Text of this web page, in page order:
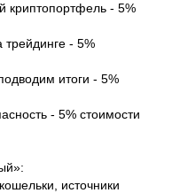
- 5%
- 5%
итоги - 5%
- 5% стоимости
источники